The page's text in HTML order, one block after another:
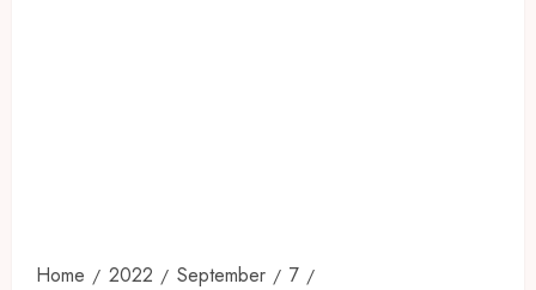
Home 2022 September
7